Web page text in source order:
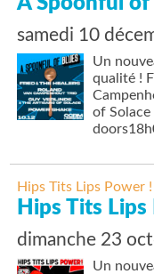
samedi 10
Un
qualité !
of
Hips Tits Lips Power !
Hips Tits Lips
dimanche 23
Un